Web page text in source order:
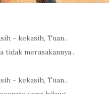
- kekasih, Tuan..
tidak merasakannya..
- kekasih, Tuan..